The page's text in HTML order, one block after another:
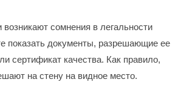
возникают сомнения в легальности
показать документы, разрешающие ее
сертификат качества. Как правило,
на стену на видное место.